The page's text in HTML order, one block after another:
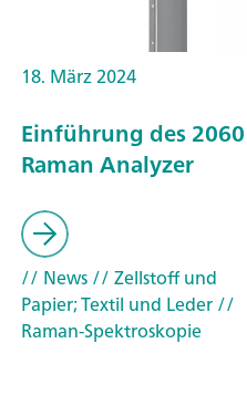
18. März 2024
Einführung des 2060
Raman Analyzer
// News// Zellstoff und
Papier; Textil und Leder//
Raman-Spektroskopie